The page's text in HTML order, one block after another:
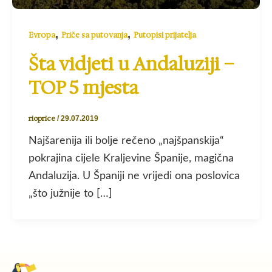
Evropa, Priče sa putovanja, Putopisi prijatelja
Šta vidjeti u Andaluziji –
TOP 5 mjesta
rioprice /29.07.2019
Najšarenija ili bolje rečeno „najšpanskija“
pokrajina cijele Kraljevine Španije, magična
Andaluzija. U Španiji ne vrijedi ona poslovica
„što južnije to […]